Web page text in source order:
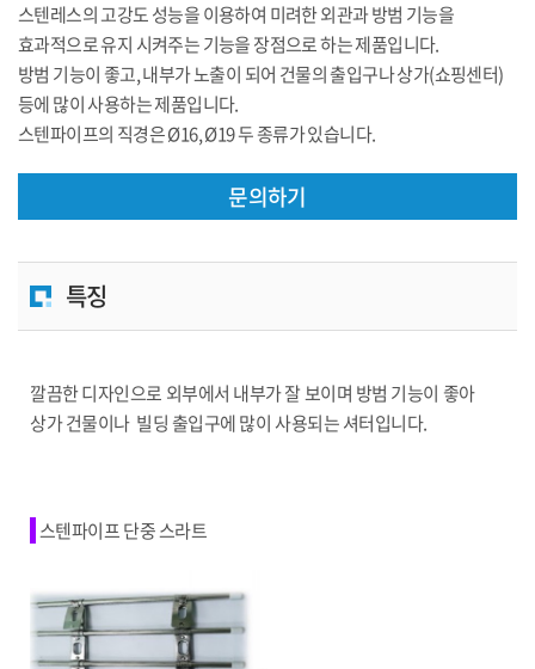
스텐레스의 고강도 성능을 이용하여 미려한 외관과 방범 기능을
효과적으로 유지 시켜주는 기능을 장점으로 하는 제품입니다.
방범 기능이 좋고, 내부가 노출이 되어 건물의 출입구나 상가(쇼핑센터)
등에 많이 사용하는 제품입니다.
스텐파이프의 직경은 Ø16, Ø19 두 종류가 있습니다.
문의하기
특징
깔끔한 디자인으로 외부에서 내부가 잘 보이며 방범 기능이 좋아
상가 건물이나 빌딩 출입구에 많이 사용되는 셔터입니다.
스텐파이프 단중 스라트